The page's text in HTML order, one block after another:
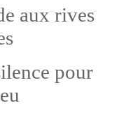
aux rives
pour